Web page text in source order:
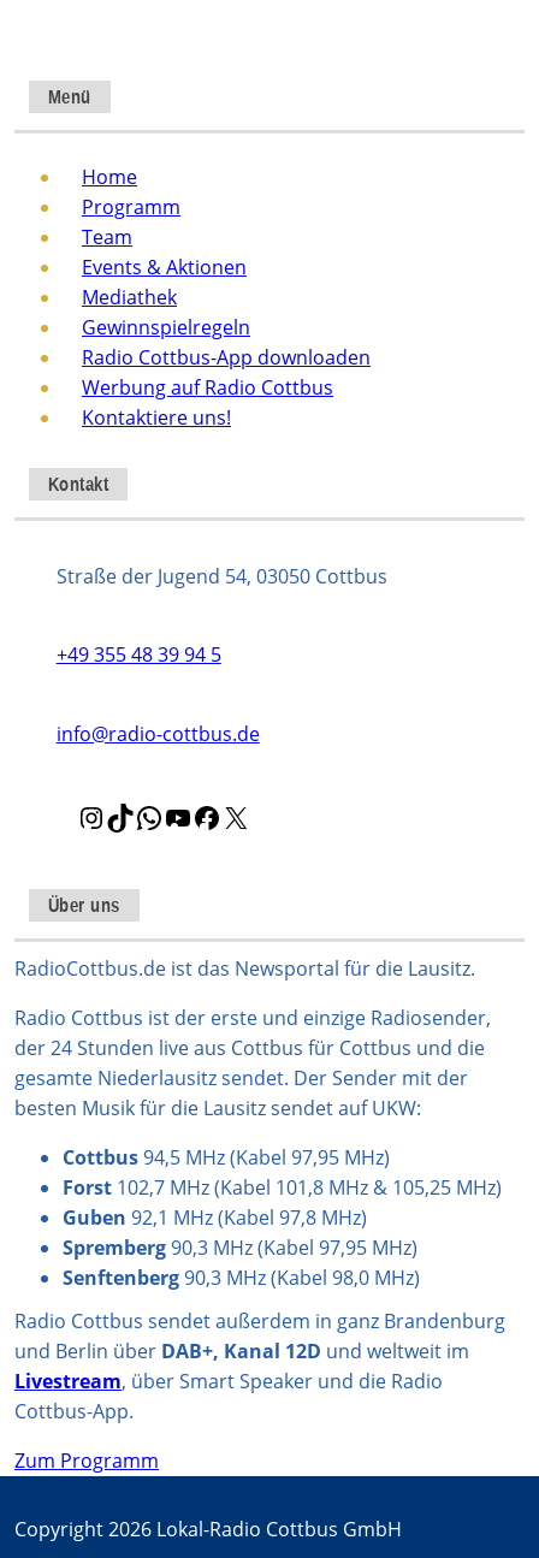
Menü
Home
Programm
Team
Events & Aktionen
Mediathek
Gewinnspielregeln
Radio Cottbus-App downloaden
Werbung auf Radio Cottbus
Kontaktiere uns!
Kontakt
Straße der Jugend 54, 03050 Cottbus
+49 355 48 39 94 5
info@radio-cottbus.de
I
t
a
g
a
m
T
o
k
W
s
A
p
Y
u
b
F
b
o
k
Über uns
RadioCottbus.de ist das Newsportal für die Lausitz.
Radio Cottbus ist der erste und einzige Radiosender,
der 24 Stunden live aus Cottbus für Cottbus und die
gesamte Niederlausitz sendet. Der Sender mit der
besten Musik für die Lausitz sendet auf UKW:
Cottbus94,5 MHz (Kabel 97,95 MHz)
Forst 102,7 MHz (Kabel 101,8 MHz & 105,25 MHz)
Guben 92,1 MHz (Kabel 97,8 MHz)
Spremberg90,3 MHz (Kabel 97,95 MHz)
Senftenberg90,3 MHz (Kabel 98,0 MHz)
Radio Cottbus sendet außerdem in ganz Brandenburg
und Berlin über DAB+, Kanal 12D und weltweit im
Livestream, über Smart Speaker und die Radio
Cottbus-App.
Zum Programm
Copyright 2026 Lokal-Radio Cottbus GmbH